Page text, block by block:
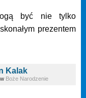
być nie tylko
prezentem
Kalak
Boże Narodzenie